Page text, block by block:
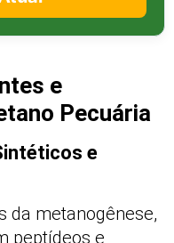
e
Pecuária
e
da metanogênese,
peptídeos e